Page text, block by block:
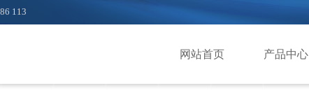
113
网站首页 产品中心